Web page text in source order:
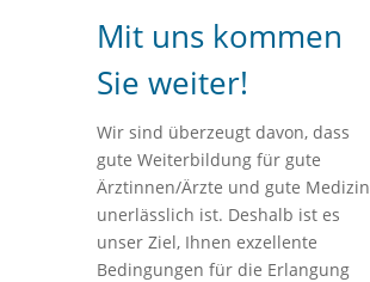
Mit uns kommen
Sie weiter!
Wir sind überzeugt davon, dass
gute Weiterbildung für gute
Ärztinnen/Ärzte und gute Medizin
unerlässlich ist. Deshalb ist es
unser Ziel, Ihnen exzellente
Bedingungen für die Erlangung